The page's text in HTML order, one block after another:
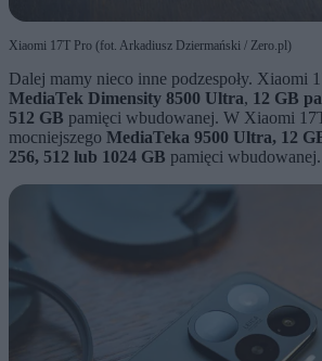
Xiaomi 17T Pro (fot. Arkadiusz Dziermański / Zero.pl)
Dalej mamy nieco inne podzespoły. Xiaomi
MediaTek Dimensity 8500 Ultra, 12 GB
512 GB pamięci wbudowanej. W Xiaomi
mocniejszego MediaTeka 9500 Ultra, 12
256, 512 lub 1024 GB pamięci wbudowanej.